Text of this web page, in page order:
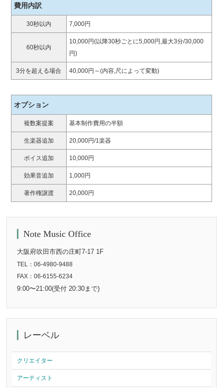
費用内訳
30秒以内 7,000円
60秒以内
10,000円(以降30秒ごとに5,000円,最大3分/30,000
円)
3分を超える場合 40,000円～(内容,尺によって変動)
オプション
複数案提案 基本制作費用の半額
生楽器追加 20,000円/1楽器
ボイス追加 10,000円
効果音追加 1,000円
著作権譲渡 20,000円
Note Music Office
大阪府吹田市西の庄町7-17 1F
TEL：06-4980-9488
FAX：06-6155-6234
9:00〜21:00(受付 20:30まで)
レーベル
クリエイター
アーティスト